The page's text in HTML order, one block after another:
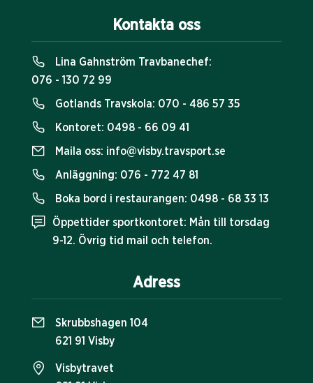
Kontakta oss
Lina Gahnström Travbanechef:
076 - 130 72 99
Gotlands Travskola: 070 - 486 57 35
Kontoret: 0498 - 66 09 41
Maila oss: info@visby.travsport.se
Anläggning: 076 - 772 47 81
Boka bord i restaurangen: 0498 - 68 33 13
Öppettider sportkontoret: Mån till torsdag
9-12. Övrig tid mail och telefon.
Adress
Skrubbshagen 104
621 91 Visby
Visbytravet